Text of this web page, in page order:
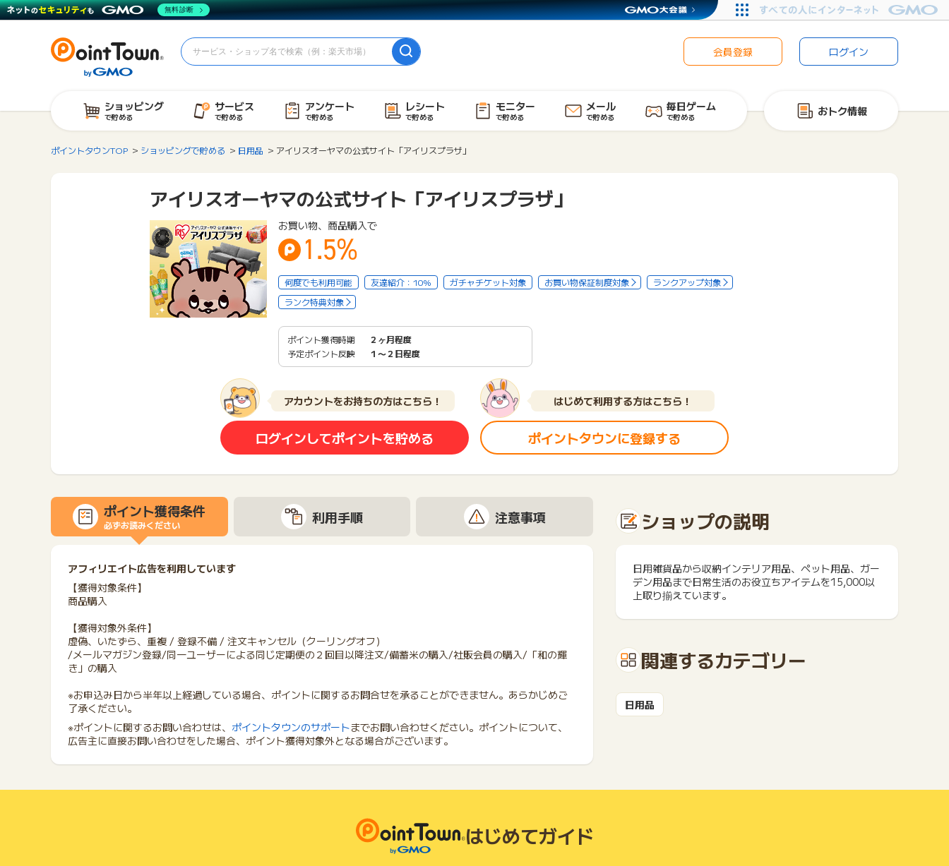
会員登録 ログイン
ショッピング
で貯める
サービス
で貯める
アンケート
で貯める
レシート
で貯める
モニター
で貯める
メール
で貯める
毎日ゲーム
で貯める おトク情報
ポイントタウンTOP ショッピングで貯める 日用品 アイリスオーヤマの公式サイト「アイリスプラザ」
アイリスオーヤマの公式サイト「アイリスプラザ」
お買い物、商品購入で
1.5%
何度でも利用可能 友達紹介：10% ガチャチケット対象 お買い物保証制度対象
ランクアップ対象
ランク特典対象
ポイント獲得時期
２ヶ月程度
予定ポイント反映
１〜２日程度
アカウントをお持ちの方はこちら！
ログインしてポイントを貯める
はじめて利用する方はこちら！
ポイントタウンに登録する
ポイント獲得条件
必ずお読みください 利用手順 注意事項
アフィリエイト広告を利用しています
【獲得対象条件】
商品購入
【獲得対象外条件】
虚偽、いたずら、重複 / 登録不備 / 注文キャンセル（クーリングオフ）
/メールマガジン登録/同一ユーザーによる同じ定期便の２回目以降注文/備蓄米の購入/社販会員の購入/「和の輝
き」の購入
※お申込み日から半年以上経過している場合、ポイントに関するお問合せを承ることができません。あらかじめご
了承ください。
※ポイントに関するお問い合わせは、 ポイントタウンのサポートまでお問い合わせください。ポイントについて、
広告主に直接お問い合わせをした場合、ポイント獲得対象外となる場合がございます。
ショップの説明
日用雑貨品から収納インテリア用品、ペット用品、ガー
デン用品まで日常生活のお役立ちアイテムを15,000以
上取り揃えています。
関連するカテゴリー
日用品
はじめてガイド
無料診断